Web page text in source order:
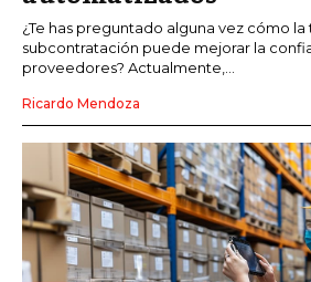
¿Te has preguntado alguna vez cómo la
subcontratación puede mejorar la
proveedores? Actualmente,...
Ricardo Mendoza